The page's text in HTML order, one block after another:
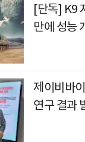
[단독] K9
만에 성능
제이비바
연구 결과